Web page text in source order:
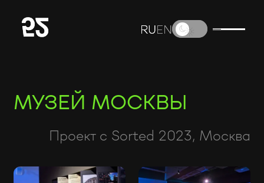
RUEN
RUEN
МУЗЕЙ МОСКВЫ
Проект с Sorted 2023, Москва